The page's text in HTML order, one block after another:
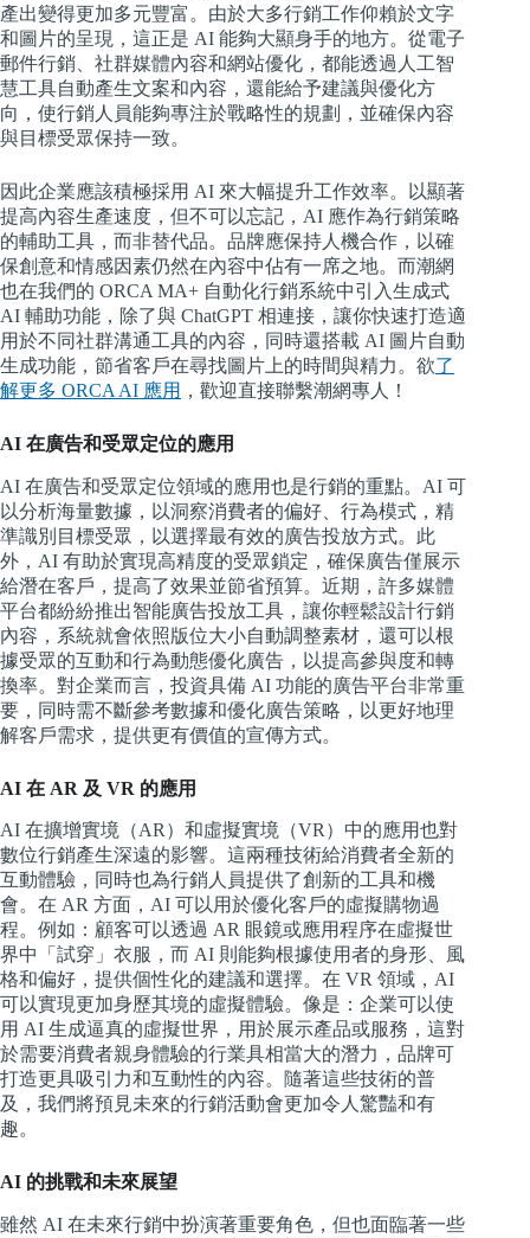
產出變得更加多元豐富。由於大多行銷工作仰賴於文字
和圖片的呈現，這正是 AI 能夠大顯身手的地方。從電子
郵件行銷、社群媒體內容和網站優化，都能透過人工智
慧工具自動產生文案和內容，還能給予建議與優化方
向，使行銷人員能夠專注於戰略性的規劃，並確保內容
與目標受眾保持一致。
因此企業應該積極採用 AI 來大幅提升工作效率。以顯著
提高內容生產速度，但不可以忘記，AI 應作為行銷策略
的輔助工具，而非替代品。品牌應保持人機合作，以確
保創意和情感因素仍然在內容中佔有一席之地。而潮網
也在我們的 ORCA MA+ 自動化行銷系統中引入生成式
AI 輔助功能，除了與 ChatGPT 相連接，讓你快速打造適
用於不同社群溝通工具的內容，同時還搭載 AI 圖片自動
生成功能，節省客戶在尋找圖片上的時間與精力。欲了
解更多 ORCA AI 應用 ，歡迎直接聯繫潮網專人！
AI 在廣告和受眾定位的應用
AI 在廣告和受眾定位領域的應用也是行銷的重點。AI 可
以分析海量數據，以洞察消費者的偏好、行為模式，精
準識別目標受眾，以選擇最有效的廣告投放方式。此
外，AI 有助於實現高精度的受眾鎖定，確保廣告僅展示
給潛在客戶，提高了效果並節省預算。近期，許多媒體
平台都紛紛推出智能廣告投放工具，讓你輕鬆設計行銷
內容，系統就會依照版位大小自動調整素材，還可以根
據受眾的互動和行為動態優化廣告，以提高參與度和轉
換率。對企業而言，投資具備 AI 功能的廣告平台非常重
要，同時需不斷參考數據和優化廣告策略，以更好地理
解客戶需求，提供更有價值的宣傳方式。
AI 在 AR 及 VR 的應用
AI 在擴增實境（AR）和虛擬實境（VR）中的應用也對
數位行銷產生深遠的影響。這兩種技術給消費者全新的
互動體驗，同時也為行銷人員提供了創新的工具和機
會。在 AR 方面，AI 可以用於優化客戶的虛擬購物過
程。例如：顧客可以透過 AR 眼鏡或應用程序在虛擬世
界中「試穿」衣服，而 AI 則能夠根據使用者的身形、風
格和偏好，提供個性化的建議和選擇。在 VR 領域，AI
可以實現更加身歷其境的虛擬體驗。像是：企業可以使
用 AI 生成逼真的虛擬世界，用於展示產品或服務，這對
於需要消費者親身體驗的行業具相當大的潛力，品牌可
打造更具吸引力和互動性的內容。隨著這些技術的普
及，我們將預見未來的行銷活動會更加令人驚豔和有
趣。
AI 的挑戰和未來展望
雖然 AI 在未來行銷中扮演著重要角色，但也面臨著一些